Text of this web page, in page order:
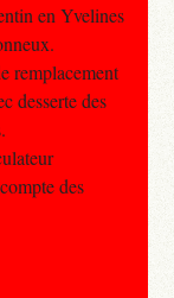
en Yvelines
remplacement
desserte des
des